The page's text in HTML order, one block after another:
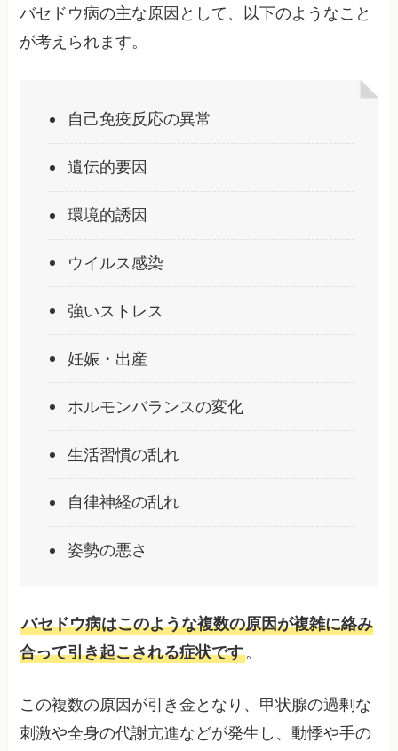
バセドウ病の主な原因として、以下のようなこと
が考えられます。
自己免疫反応の異常
遺伝的要因
環境的誘因
ウイルス感染
強いストレス
妊娠・出産
ホルモンバランスの変化
生活習慣の乱れ
自律神経の乱れ
姿勢の悪さ
バセドウ病はこのような複数の原因が複雑に絡み
合って引き起こされる症状です。
この複数の原因が引き金となり、甲状腺の過剰な
刺激や全身の代謝亢進などが発生し、動悸や手の